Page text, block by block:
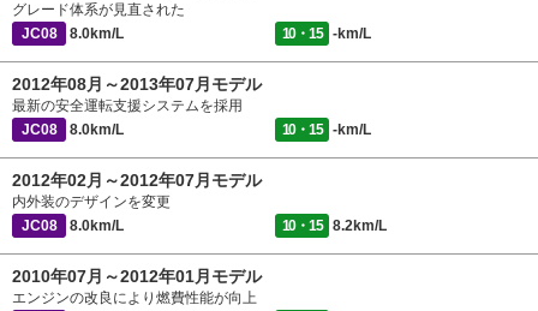
グレード体系が見直された
JC08
8.0km/L 10・15 -km/L
2012年08月～2013年07月モデル
最新の安全運転支援システムを採用
JC08
8.0km/L 10・15 -km/L
2012年02月～2012年07月モデル
内外装のデザインを変更
JC08
8.0km/L 10・15 8.2km/L
2010年07月～2012年01月モデル
エンジンの改良により燃費性能が向上